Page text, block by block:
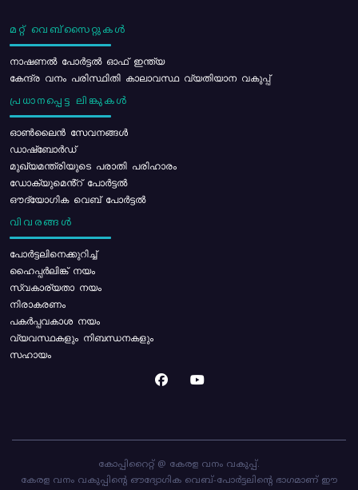
മറ്റ് വെബ്സൈറ്റുകൾ
നാഷണൽ പോർട്ടൽ ഓഫ് ഇന്ത്യ
കേന്ദ്ര വനം പരിസ്ഥിതി കാലാവസ്ഥ വ്യതിയാന വകുപ്പ്
പ്രധാനപ്പെട്ട ലിങ്കുകൾ
ഓൺലൈൻ സേവനങ്ങൾ
ഡാഷ്ബോർഡ്
മുഖ്യമന്ത്രിയുടെ പരാതി പരിഹാരം
ഡോക്യുമെൻ്റ് പോർട്ടൽ
ഔദ്യോഗിക വെബ് പോർട്ടൽ
വിവരങ്ങൾ
പോര്‍ട്ടലിനെക്കുറിച്ച്
ഹൈപ്പർലിങ്ക് നയം
സ്വകാര്യതാ നയം
നിരാകരണം
പകർപ്പവകാശ നയം
വ്യവസ്ഥകളും നിബന്ധനകളും
സഹായം
കോപ്പിറൈറ്റ് @ കേരള വനം വകുപ്പ്.
കേരള വനം വകുപ്പിന്റെ ഔദ്യോഗിക വെബ്-പോർട്ടലിന്റെ ഭാഗമാണ് ഈ